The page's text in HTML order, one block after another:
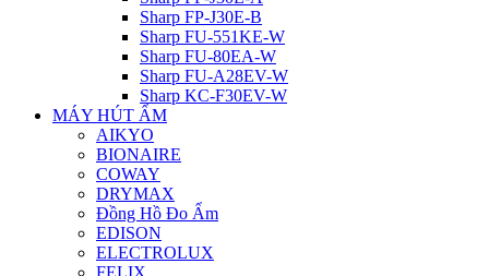
Sharp FP-J30E-B
Sharp FU-551KE-W
Sharp FU-80EA-W
Sharp FU-A28EV-W
Sharp KC-F30EV-W
MÁY HÚT ẨM
AIKYO
BIONAIRE
COWAY
DRYMAX
Đồng Hồ Đo Ẩm
EDISON
ELECTROLUX